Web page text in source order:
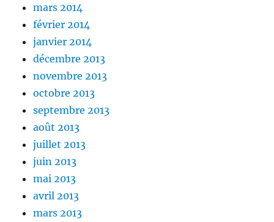
mars 2014
février 2014
janvier 2014
décembre 2013
novembre 2013
octobre 2013
septembre 2013
août 2013
juillet 2013
juin 2013
mai 2013
avril 2013
mars 2013